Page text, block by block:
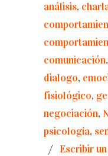
análisis,
comunicación,
dialogo,
fisiológico,
negociación,
psicología,
/ Escribir